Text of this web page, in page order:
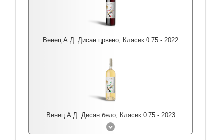
Венец А.Д. Дисан црвено, Класик 0.75 - 2022
Венец А.Д. Дисан бело, Класик 0.75 - 2023